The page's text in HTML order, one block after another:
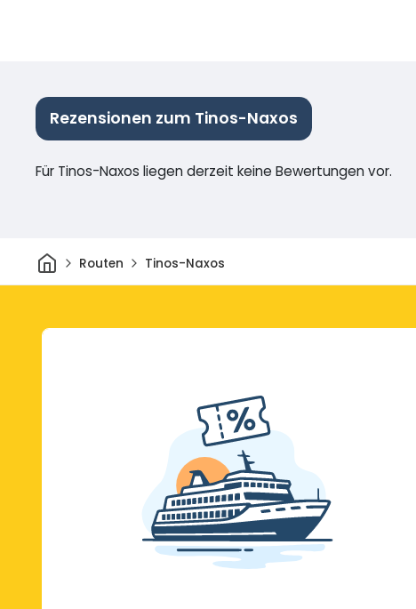
Rezensionen zum Tinos-Naxos
Für Tinos-Naxos liegen derzeit keine Bewertungen vor.
HeimRouten Tinos-Naxos